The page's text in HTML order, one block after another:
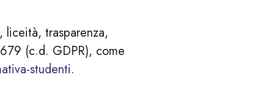
trasparenza,
(c.d. GDPR), come
studenti.